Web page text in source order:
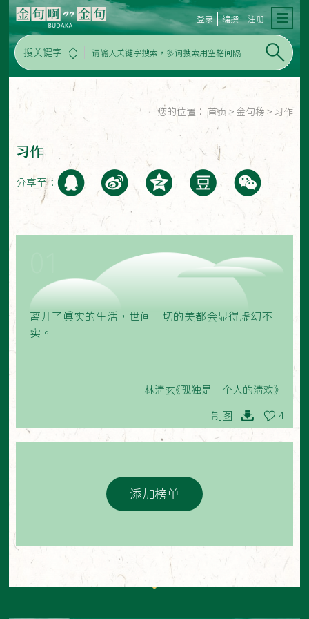
搜关键字
登录 编撰 注册
您的位置： 首页 > 金句榜 > 习作
习作
分享至：
离开了真实的生活，世间一切的美都会显得虚幻不
实。
林清玄《孤独是一个人的清欢》
制图 4
添加榜单